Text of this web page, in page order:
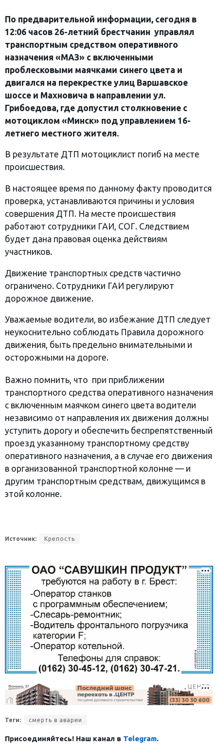
По предварительной информации, сегодня в
12:06 часов 26-летний брестчанин управлял
транспортным средством оперативного
назначения «МАЗ» с включенными
проблесковыми маячками синего цвета и
двигался на перекрестке улиц Варшавское
шоссе и Махновича в направлении ул.
Грибоедова, где допустил столкновение с
мотоциклом «Минск» под управлением 16-
летнего местного жителя.
В результате ДТП мотоциклист погиб на месте
происшествия.
В настоящее время по данному факту проводится
проверка, устанавливаются причины и условия
совершения ДТП. На месте происшествия
работают сотрудники ГАИ, СОГ. Следствием
будет дана правовая оценка действиям
участников.
Движение транспортных средств частично
ограничено. Сотрудники ГАИ регулируют
дорожное движение.
Уважаемые водители, во избежание ДТП следует
неукоснительно соблюдать Правила дорожного
движения, быть предельно внимательными и
осторожными на дороге.
Важно помнить, что при приближении
транспортного средства оперативного назначения
с включенным маячком синего цвета водители
независимо от направления их движения должны
уступить дорогу и обеспечить беспрепятственный
проезд указанному транспортному средству
оперативного назначения, а в случае его движения
в организованной транспортной колонне — и
другим транспортным средствам, движущимся в
этой колонне.
Источник: Крепость
Теги: смерть в аварии
Присоединяйтесь! Наш канал в Telegram.